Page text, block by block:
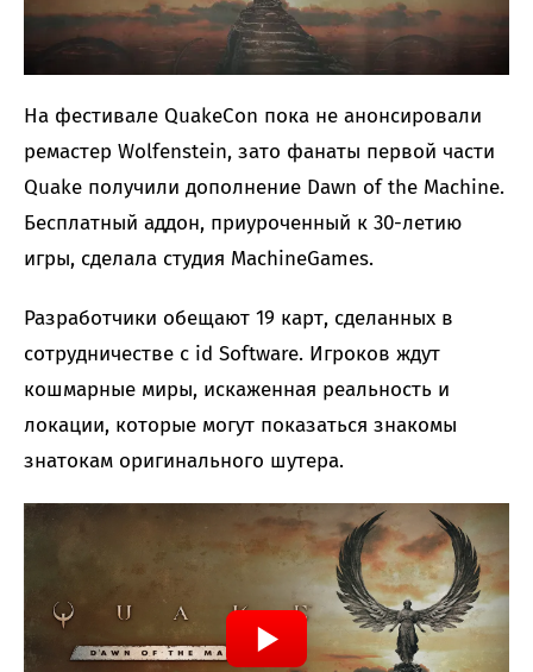
На фестивале QuakeCon пока не анонсировали
ремастер Wolfenstein, зато фанаты первой части
Quake получили дополнение Dawn of the Machine.
Бесплатный аддон, приуроченный к 30-летию
игры, сделала студия MachineGames.
Разработчики обещают 19 карт, сделанных в
сотрудничестве с id Software. Игроков ждут
кошмарные миры, искаженная реальность и
локации, которые могут показаться знакомы
знатокам оригинального шутера.